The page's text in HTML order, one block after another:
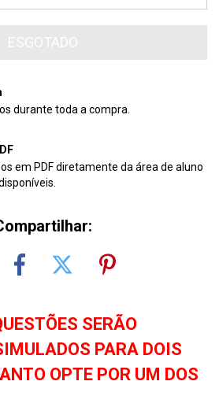
durante toda a compra.
em PDF diretamente da área de aluno
SERÃO
PARA DOIS
OPTE POR UM DOS